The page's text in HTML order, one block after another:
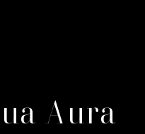
Aura